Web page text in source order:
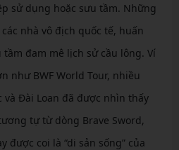
sử dụng hoặc sưu tầm. Những
nhà vô địch quốc tế, huấn
đam mê lịch sử cầu lông. Ví
như BWF World Tour, nhiều
và Đài Loan đã được nhìn thấy
tự từ dòng Brave Sword,
được coi là “di sản sống” của